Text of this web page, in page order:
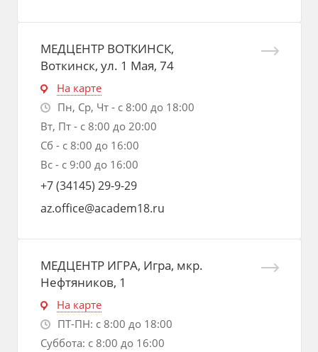
МЕДЦЕНТР ВОТКИНСК,
Воткинск, ул. 1 Мая, 74
На карте
Пн, Ср, Чт - с 8:00 до 18:00
Вт, Пт - с 8:00 до 20:00
Сб - с 8:00 до 16:00
Вс - с 9:00 до 16:00
+7 (34145) 29-9-29
az.office@academ18.ru
МЕДЦЕНТР ИГРА, Игра, мкр.
Нефтяников, 1
На карте
ПТ-ПН: с 8:00 до 18:00
Суббота: с 8:00 до 16:00